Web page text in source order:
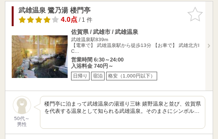
お気に入
りに追加
武雄温泉 鷺乃湯 楼門亭
4.0点/ 1 件
佐賀県 / 武雄市 / 武雄温泉
武雄温泉駅839m
【電車で】 武雄温泉駅から徒歩13分 【お車で】 武雄北方I
C…
営業時間 6:30～24:00
入浴料金 740円～
日帰り 宿泊 格安（1,000円以下）
50代～
男性
楼門亭に泊まって武雄温泉の湯巡り三昧 嬉野温泉と並び、佐賀県
を代表する温泉として知られる武雄温泉。そのまさにシンボル…